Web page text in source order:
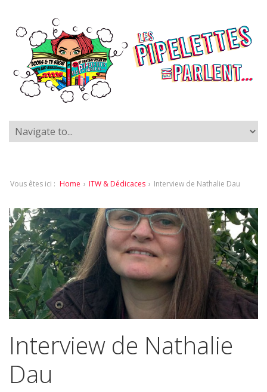
Vous êtes ici : Home › ITW & Dédicaces › Interview de Nathalie Dau
Interview de Nathalie
Dau